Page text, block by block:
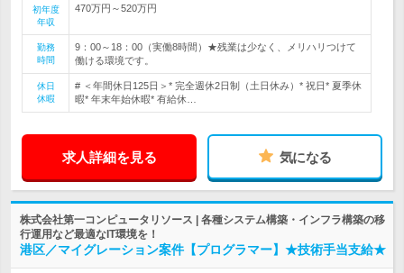
初年度
年収
470万円～520万円
勤務
時間
9：00～18：00（実働8時間）★残業は少なく、メリハリつけて
働ける環境です。
休日
休暇
# ＜年間休日125日＞* 完全週休2日制（土日休み）* 祝日* 夏季休
暇* 年末年始休暇* 有給休…
求人詳細を見る 気になる
株式会社第一コンピュータリソース | 各種システム構築・インフラ構築の移
行運用など最適なIT環境を！
港区／マイグレーション案件【プログラマー】★技術手当支給★